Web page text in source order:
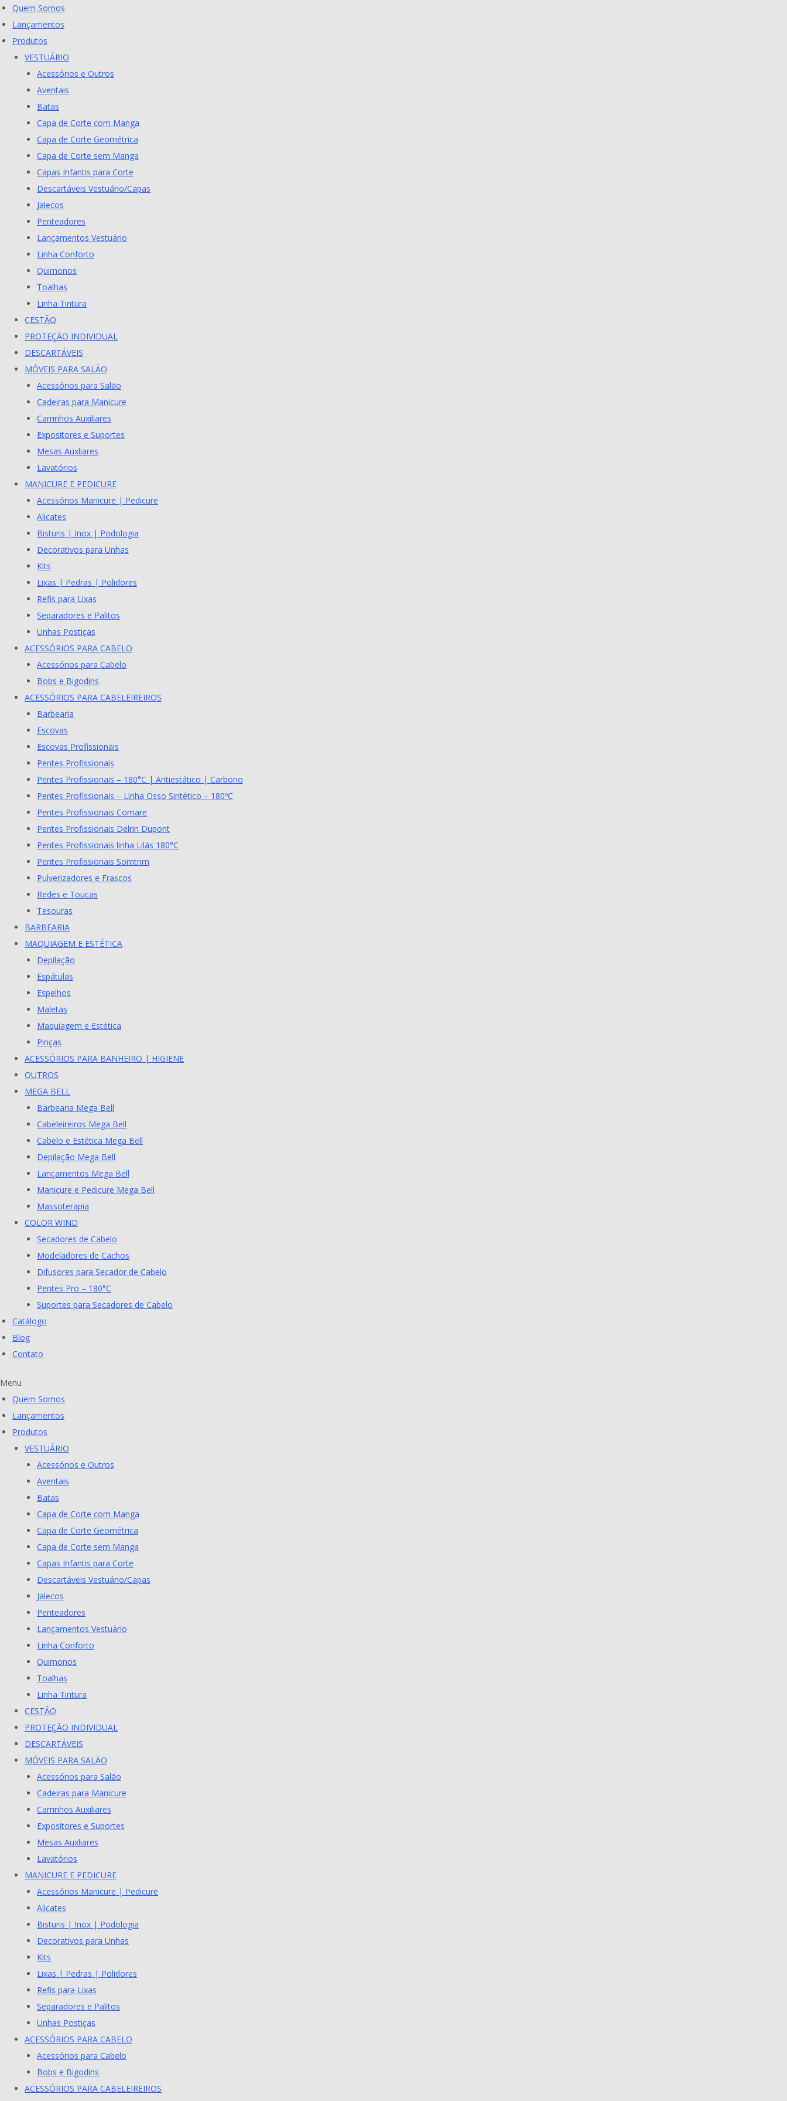
Skip
to
content
Quem Somos
Lançamentos
Produtos
VESTUÁRIO
Acessórios e Outros
Aventais
Batas
Capa de Corte com Manga
Capa de Corte Geométrica
Capa de Corte sem Manga
Capas Infantis para Corte
Descartáveis Vestuário/Capas
Jalecos
Penteadores
Lançamentos Vestuário
Linha Conforto
Quimonos
Toalhas
Linha Tintura
CESTÃO
PROTEÇÃO INDIVIDUAL
DESCARTÁVEIS
MÓVEIS PARA SALÃO
Acessórios para Salão
Cadeiras para Manicure
Carrinhos Auxiliares
Expositores e Suportes
Mesas Auxliares
Lavatórios
MANICURE E PEDICURE
Acessórios Manicure | Pedicure
Alicates
Bisturis | Inox | Podologia
Decorativos para Unhas
Kits
Lixas | Pedras | Polidores
Refis para Lixas
Separadores e Palitos
Unhas Postiças
ACESSÓRIOS PARA CABELO
Acessórios para Cabelo
Bobs e Bigodins
ACESSÓRIOS PARA CABELEIREIROS
Barbearia
Escovas
Escovas Profissionais
Pentes Profissionais
Pentes Profissionais – 180°C | Antiestático | Carbono
Pentes Profissionais – Linha Osso Sintético – 180ºC
Pentes Profissionais Comare
Pentes Profissionais Delrin Dupont
Pentes Profissionais linha Lilás 180°C
Pentes Profissionais Somtrim
Pulverizadores e Frascos
Redes e Toucas
Tesouras
BARBEARIA
MAQUIAGEM E ESTÉTICA
Depilação
Espátulas
Espelhos
Maletas
Maquiagem e Estética
Pinças
ACESSÓRIOS PARA BANHEIRO | HIGIENE
OUTROS
MEGA BELL
Barbearia Mega Bell
Cabeleireiros Mega Bell
Cabelo e Estética Mega Bell
Depilação Mega Bell
Lançamentos Mega Bell
Manicure e Pedicure Mega Bell
Massoterapia
COLOR WIND
Secadores de Cabelo
Modeladores de Cachos
Difusores para Secador de Cabelo
Pentes Pro – 180°C
Suportes para Secadores de Cabelo
Catálogo
Blog
Contato
Menu
Quem Somos
Lançamentos
Produtos
VESTUÁRIO
Acessórios e Outros
Aventais
Batas
Capa de Corte com Manga
Capa de Corte Geométrica
Capa de Corte sem Manga
Capas Infantis para Corte
Descartáveis Vestuário/Capas
Jalecos
Penteadores
Lançamentos Vestuário
Linha Conforto
Quimonos
Toalhas
Linha Tintura
CESTÃO
PROTEÇÃO INDIVIDUAL
DESCARTÁVEIS
MÓVEIS PARA SALÃO
Acessórios para Salão
Cadeiras para Manicure
Carrinhos Auxiliares
Expositores e Suportes
Mesas Auxliares
Lavatórios
MANICURE E PEDICURE
Acessórios Manicure | Pedicure
Alicates
Bisturis | Inox | Podologia
Decorativos para Unhas
Kits
Lixas | Pedras | Polidores
Refis para Lixas
Separadores e Palitos
Unhas Postiças
ACESSÓRIOS PARA CABELO
Acessórios para Cabelo
Bobs e Bigodins
ACESSÓRIOS PARA CABELEIREIROS